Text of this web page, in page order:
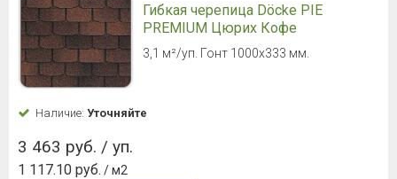
Гибкая черепица Döcke PIE
PREMIUM Цюрих Кофе
3,1 м²/уп. Гонт 1000х333 мм.
Наличие: Уточняйте
3 463 руб. / уп.
1 117.10 руб. / м2